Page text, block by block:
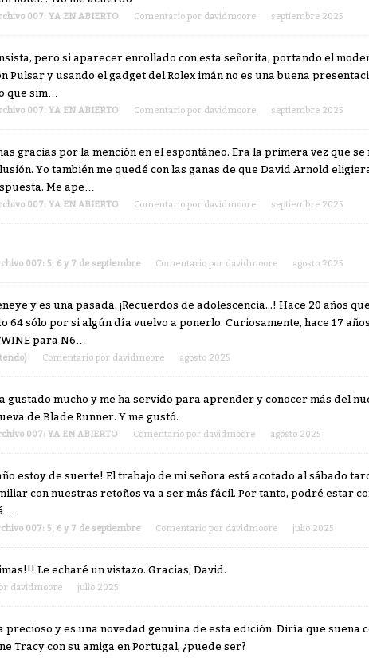
007: YA EN ABIERTO Comentario por davidmoore septiembre 2025
pero si aparecer enrollado con esta señorita, portando el
y usando el gadget del Rolex imán no es una buena
que sim…
007: YA EN ABIERTO Comentario por davidmoore septiembre 2025
gracias por la mención en el espontáneo. Era la primera vez que se
Yo también me quedé con las ganas de que David Arnold
Me ape…
007: YA EN ABIERTO Comentario por davidmoore septiembre 2025
007: 5, 6 y 7 de septiembre Comentario por davidmoore agosto 2025
y es una pasada. ¡Recuerdos de adolescencia...! Hace 20 años
64 sólo por si algún día vuelvo a ponerlo. Curiosamente, hace 17
para N6…
Comentario por davidmoore agosto 2025
gustado mucho y me ha servido para aprender y conocer más del
de Blade Runner. Y me gustó.
007: YA EN ABIERTO Comentario por davidmoore agosto 2025
estoy de suerte! El trabajo de mi señora está acotado al sábado
con nuestras retoños va a ser más fácil. Por tanto, podré estar
007: 5, 6 y 7 de septiembre Comentario por davidmoore julio 2025
Le echaré un vistazo. Gracias, David.
davidmoore julio 2025
precioso y es una novedad genuina de esta edición. Diría que suena
Tracy con su amiga en Portugal, ¿puede ser?